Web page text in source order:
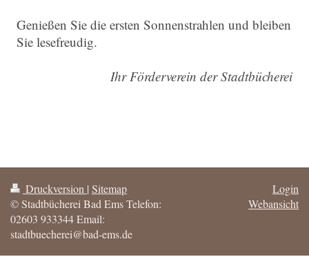
Genießen Sie die ersten Sonnenstrahlen und bleiben
Sie lesefreudig.
Ihr Förderverein der Stadtbücherei
Druckversion | Sitemap
© Stadtbücherei Bad Ems Telefon:
02603 933344 Email:
stadtbuecherei@bad-ems.de
Login
Webansicht